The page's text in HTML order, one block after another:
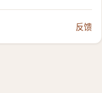
反馈